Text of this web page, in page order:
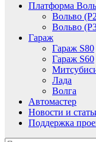
Платформа
Вольво
Вольво
Гараж
Гараж S80
Гараж S60
Лада
Волга
Автомастер
Новости и
Поддержка